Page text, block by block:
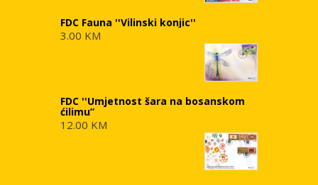
FDC Fauna ''Vilinski konjic''
3.00 KM
FDC ''Umjetnost šara na bosanskom
ćilimu”
12.00 KM